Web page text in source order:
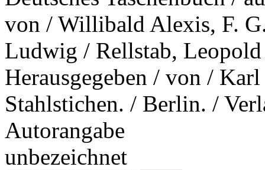
von / Willibald Alexis, F.
Ludwig / Rellstab,
Herausgegeben / von /
Stahlstichen. / Berlin. /
Autorangabe
unbezeichnet